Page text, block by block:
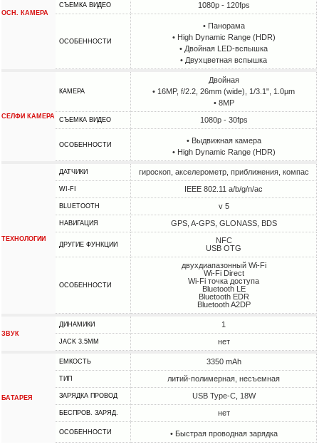
ОСН. КАМЕРА
СЪЕМКА ВИДЕО 1080p - 120fps
ОСОБЕННОСТИ
• Панорама
• High Dynamic Range (HDR)
• Двойная LED-вспышка
• Двухцветная вспышка
СЕЛФИ КАМЕРА
КАМЕРА
Двойная
• 16MP, f/2.2, 26mm (wide), 1/3.1", 1.0µm
• 8MP
СЪЕМКА ВИДЕО 1080p - 30fps
ОСОБЕННОСТИ
• Выдвижная камера
• High Dynamic Range (HDR)
ТЕХНОЛОГИИ
ДАТЧИКИ гироскоп, акселерометр, приближения, компас
WI-FI IEEE 802.11 a/b/g/n/ac
BLUETOOTH v 5
НАВИГАЦИЯ GPS, A-GPS, GLONASS, BDS
ДРУГИЕ ФУНКЦИИ
NFC
USB OTG
ОСОБЕННОСТИ
двухдиапазонный Wi-Fi
Wi-Fi Direct
Wi-Fi точка доступа
Bluetooth LE
Bluetooth EDR
Bluetooth A2DP
ЗВУК
ДИНАМИКИ 1
JACK 3.5MM нет
БАТАРЕЯ
ЕМКОСТЬ 3350 mAh
ТИП литий-полимерная, несъемная
ЗАРЯДКА ПРОВОД USB Type-C, 18W
БЕСПРОВ. ЗАРЯД. нет
ОСОБЕННОСТИ • Быстрая проводная зарядка